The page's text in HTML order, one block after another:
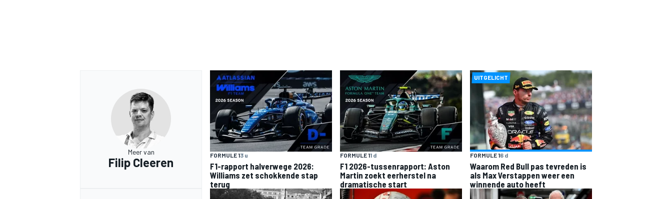
Meer van
Filip Cleeren
FORMULE 13 u
F1-rapport halverwege 2026:
Williams zet schokkende stap
terug
FORMULE 11 d
F1 2026-tussenrapport: Aston
Martin zoekt eerherstel na
dramatische start
UITGELICHT
FORMULE 16 d
Waarom Red Bull pas tevreden is
als Max Verstappen weer een
winnende auto heeft